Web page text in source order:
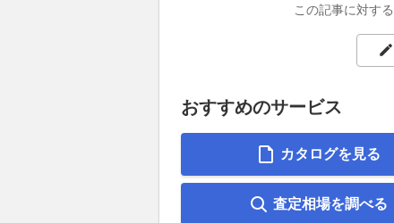
この記事に対す
おすすめのサービス
カタログを見る
査定相場を調べる